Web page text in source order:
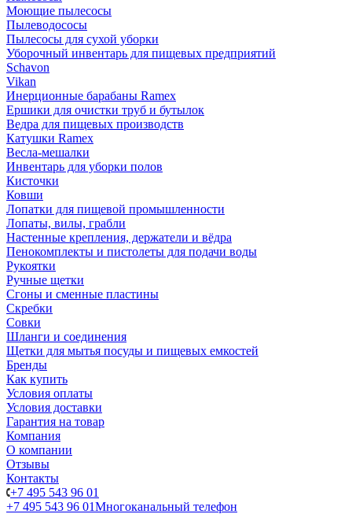
Моющие пылесосы
Пылеводососы
Пылесосы для сухой уборки
Уборочный инвентарь для пищевых предприятий
Schavon
Vikan
Инерционные барабаны Ramex
Ершики для очистки труб и бутылок
Ведра для пищевых производств
Катушки Ramex
Весла-мешалки
Инвентарь для уборки полов
Кисточки
Ковши
Лопатки для пищевой промышленности
Лопаты, вилы, грабли
Настенные крепления, держатели и вёдра
Пенокомплекты и пистолеты для подачи воды
Рукоятки
Ручные щетки
Сгоны и сменные пластины
Скребки
Совки
Шланги и соединения
Щетки для мытья посуды и пищевых емкостей
Бренды
Как купить
Условия оплаты
Условия доставки
Гарантия на товар
Компания
О компании
Отзывы
Контакты
+7 495 543 96 01
+7 495 543 96 01Многоканальный телефон